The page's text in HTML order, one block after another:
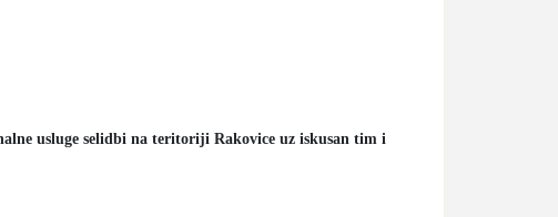
usluge selidbi na teritoriji Rakovice uz iskusan tim i